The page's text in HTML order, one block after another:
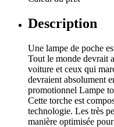
Description
Une lampe de poche
Tout le monde devrait
voiture et ceux qui
devraient absolument
promotionnel Lampe
Cette torche est
technologie. Les très
manière optimisée